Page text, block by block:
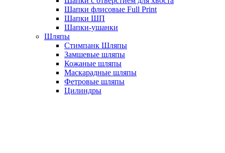
Шапки флисовые Full Print
Шапки ШП
Шапки-ушанки
Шляпы
Стимпанк Шляпы
Замшевые шляпы
Кожаные шляпы
Маскарадные шляпы
Фетровые шляпы
Цилиндры